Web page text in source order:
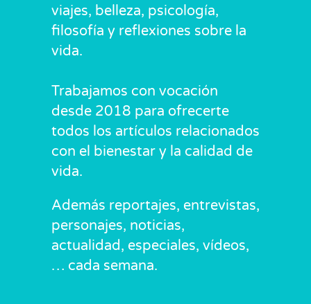
viajes, belleza, psicología,
filosofía y reflexiones sobre la
vida.
Trabajamos con vocación
desde 2018 para ofrecerte
todos los artículos relacionados
con el bienestar y la calidad de
vida.
Además reportajes, entrevistas,
personajes, noticias,
actualidad, especiales, vídeos,
… cada semana.